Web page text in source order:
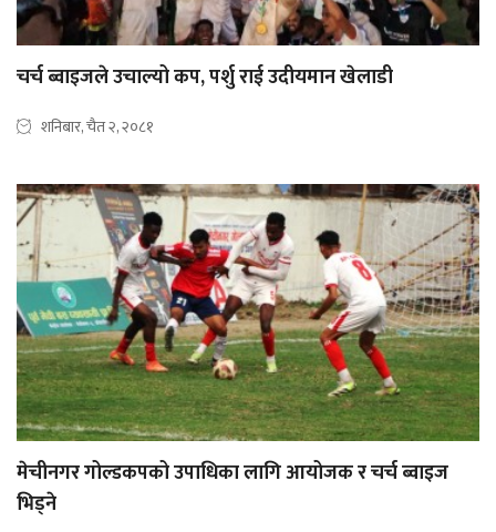
चर्च ब्वाइजले उचाल्यो कप, पर्शु राई उदीयमान खेलाडी
शनिबार, चैत २, २०८१
मेचीनगर गोल्डकपको उपाधिका लागि आयोजक र चर्च ब्वाइज
भिड्ने